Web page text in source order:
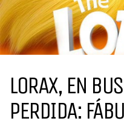
LORAX, EN
PERDIDA: